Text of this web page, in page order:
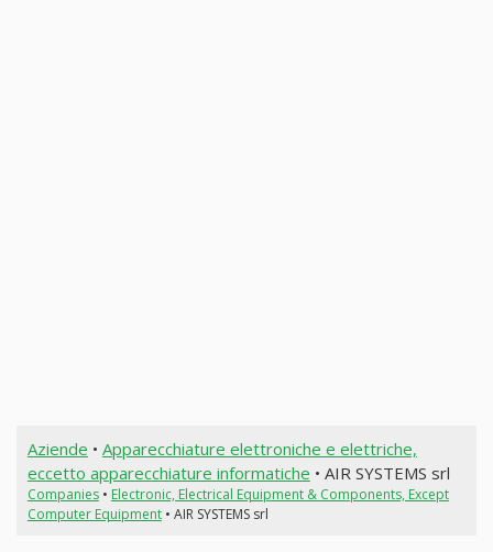
Aziende • Apparecchiature elettroniche e elettriche,
eccetto apparecchiature informatiche • AIR SYSTEMS srl
Companies• Electronic, Electrical Equipment & Components, Except
Computer Equipment• AIR SYSTEMS srl